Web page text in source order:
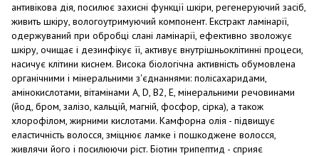
антивікова дія, посилює захисні функції шкіри, регенеруючий засіб,
живить шкіру, вологоутримуючий компонент. Екстракт ламінарії,
одержуваний при обробці слані ламінарії, ефективно зволожує
шкіру, очищає і дезинфікує її, активує внутрішньоклітинні процеси,
насичує клітини киснем. Висока біологічна активність обумовлена ​​
органічними і мінеральними з'єднаннями: полісахаридами,
амінокислотами, вітамінами А, D, B2, E, мінеральними речовинами
(йод, бром, залізо, кальцій, магній, фосфор, сірка), а також
хлорофілом, жирними кислотами. Камфорна олія - підвищує
еластичність волосся, зміцнює ламке і пошкоджене волосся,
живлячи його і посилюючи ріст. Біотин трипептид - сприяє